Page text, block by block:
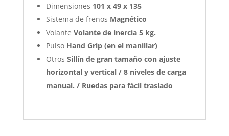
Dimensiones 101 x 49 x 135
Sistema de frenos Magnético
Volante Volante de inercia 5 kg.
Pulso Hand Grip (en el manillar)
Otros Sillín de gran tamaño con ajuste
horizontal y vertical / 8 niveles de carga
manual. / Ruedas para fácil traslado